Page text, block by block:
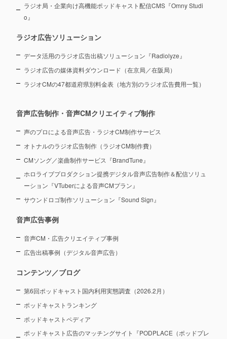
ラジオ局・企業向け高機能ポッドキャスト配信CMS『Omny Studi
o』
ラジオ広告ソリューション
データ活用のラジオ広告出稿ソリューション『Radiolyze』
ラジオ広告の媒体資料ダウンロード（在京局／在阪局）
ラジオCMの47都道府県別料金表（地方別のラジオ広告費用一覧）
音声広告制作・音声CMクリエイティブ制作
声のプロによる音声広告・ラジオCM制作サービス
オトナルのラジオ広告制作（ラジオCM制作費）
CMソング／楽曲制作サービス『BrandTune』
ホロライブプロダクション提携デジタル音声広告制作＆配信ソリュ
ーション 『VTuberによる音声CMプラン』
サウンドロゴ制作ソリューション『Sound Sign』
音声広告事例
音声CM・広告クリエイティブ事例
広告出稿事例（デジタル音声広告）
コンテンツ／ブログ
第6回ポッドキャスト国内利用実態調査（2026.2月）
ポッドキャストランキング
ポッドキャストペディア
ポッドキャスト広告のマッチングサイト『PODPLACE（ポッドプレ